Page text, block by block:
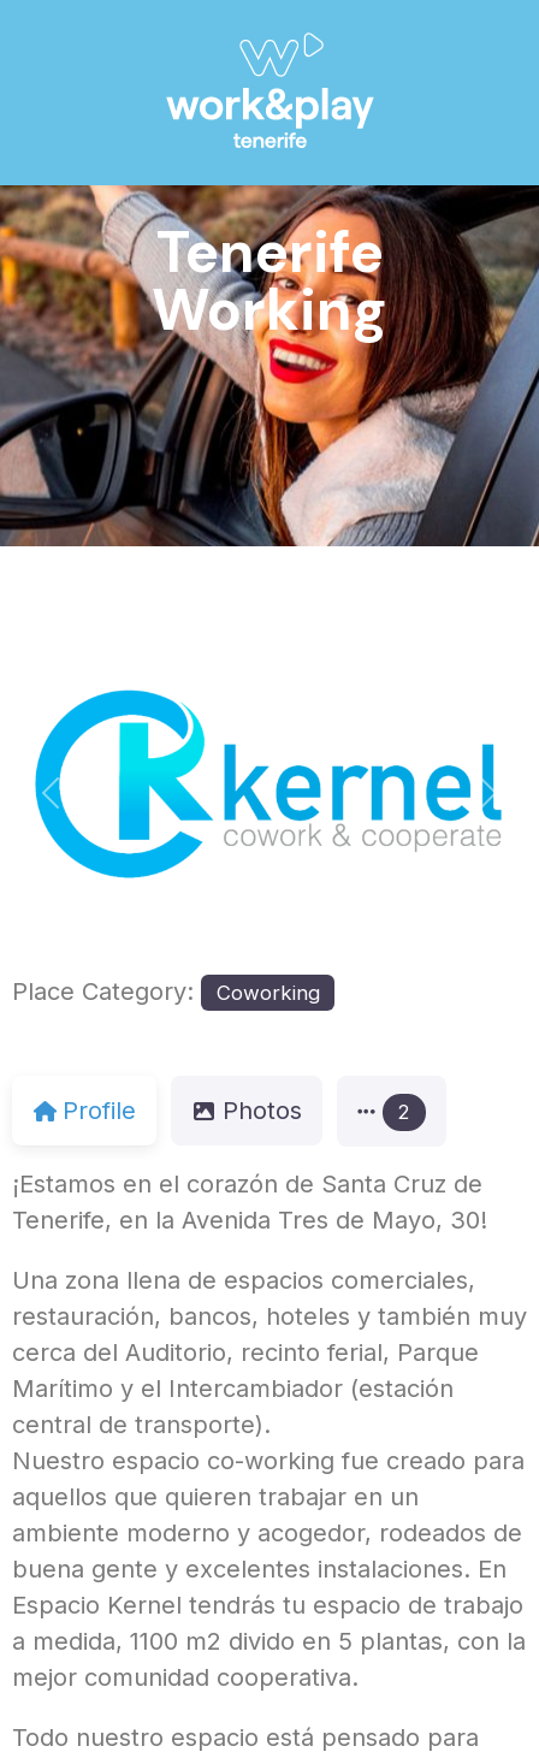
Tenerife
Working
Previous
Place Category: Coworking
Profile Photos 2
¡Estamos en el corazón de Santa Cruz de
Tenerife, en la Avenida Tres de Mayo, 30!
Una zona llena de espacios comerciales,
restauración, bancos, hoteles y también muy
cerca del Auditorio, recinto ferial, Parque
Marítimo y el Intercambiador (estación
central de transporte).
Nuestro espacio co-working fue creado para
aquellos que quieren trabajar en un
ambiente moderno y acogedor, rodeados de
buena gente y excelentes instalaciones. En
Espacio Kernel tendrás tu espacio de trabajo
a medida, 1100 m2 divido en 5 plantas, con la
mejor comunidad cooperativa.
Todo nuestro espacio está pensado para